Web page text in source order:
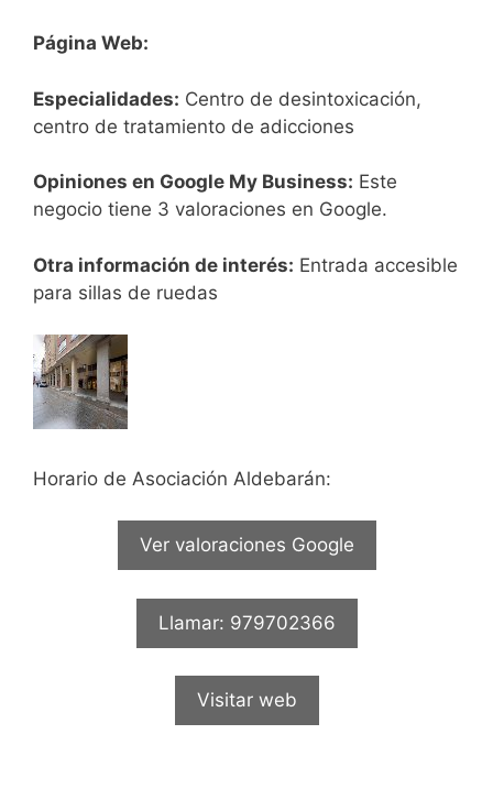
Página Web:
Especialidades: Centro de desintoxicación,
centro de tratamiento de adicciones
Opiniones en Google My Business: Este
negocio tiene 3 valoraciones en Google.
Otra información de interés: Entrada accesible
para sillas de ruedas
Horario de Asociación Aldebarán:
Ver valoraciones Google
Llamar: 979702366
Visitar web